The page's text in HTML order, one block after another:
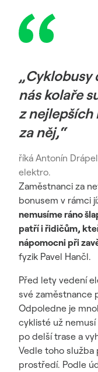
„Cyklobusy
nás kolaře
z nejlepších
za něj,“
říká Antonín
elektro.
Zaměstnanci za
bonusem v rámci
nemusíme ráno
patří i řidičům,
nápomocni při
fyzik Pavel Hančl.
Před lety vedení
své zaměstnance
Odpoledne je
cyklisté už
po delší trase a
Vedle toho služba
prostředí. Podle